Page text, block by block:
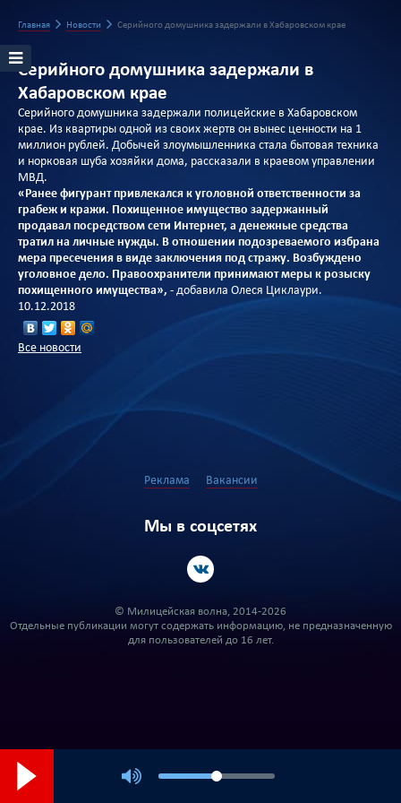
Главная Новости Серийного домушника задержали в Хабаровском крае
Серийного домушника задержали в
Хабаровском крае
Серийного домушника задержали полицейские в Хабаровском
крае. Из квартиры одной из своих жертв он вынес ценности на 1
миллион рублей. Добычей злоумышленника стала бытовая техника
и норковая шуба хозяйки дома, рассказали в краевом управлении
МВД.
«Ранее фигурант привлекался к уголовной ответственности за
грабеж и кражи. Похищенное имущество задержанный
продавал посредством сети Интернет, а денежные средства
тратил на личные нужды. В отношении подозреваемого избрана
мера пресечения в виде заключения под стражу. Возбуждено
уголовное дело. Правоохранители принимают меры к розыску
похищенного имущества», - добавила Олеся Циклаури.
10.12.2018
Все новости
Реклама Вакансии
Мы в соцсетях
© Милицейская волна, 2014-2026
Отдельные публикации могут содержать информацию, не предназначенную
для пользователей до 16 лет.